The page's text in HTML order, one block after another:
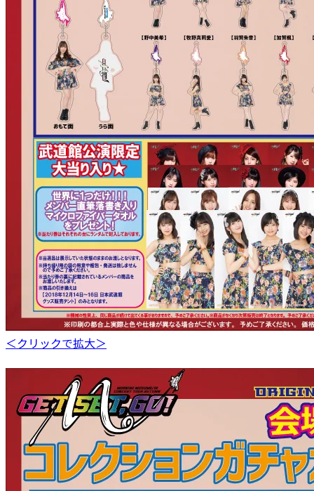
＜クリックで拡大＞